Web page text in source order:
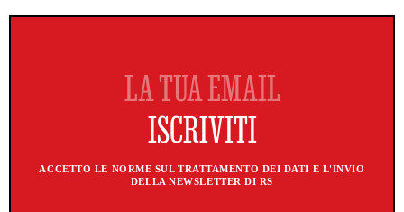
ACCETTO LE NORME SUL TRATTAMENTO DEI DATI E L'INVIO
DELLA NEWSLETTER DI RS